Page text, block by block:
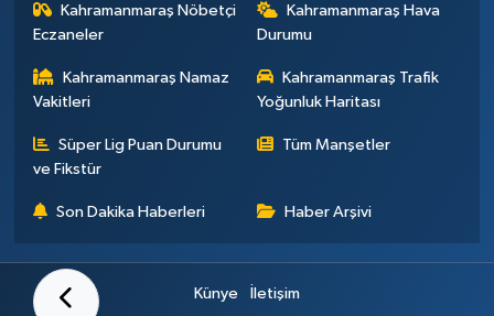
Kahramanmaraş Nöbetçi
Eczaneler
Kahramanmaraş Hava
Durumu
Kahramanmaraş Namaz
Vakitleri
Kahramanmaraş Trafik
Yoğunluk Haritası
Süper Lig Puan Durumu
ve Fikstür
Tüm Manşetler
Son Dakika Haberleri Haber Arşivi
Künye İletişim